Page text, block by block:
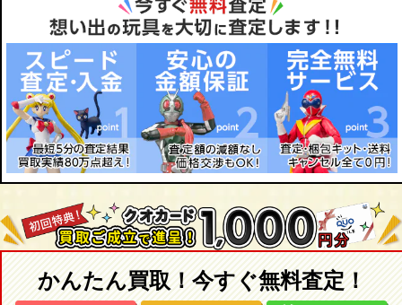
ガレージキット
浪曼堂 アクションストーン
やまと SIFEX/ゲッターロボ など
かんたん買取！今すぐ無料査定！